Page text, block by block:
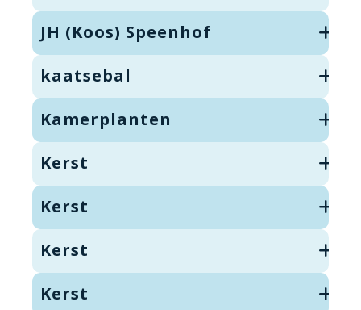
JH (Koos) Speenhof
kaatsebal
Kamerplanten
Kerst
Kerst
Kerst
Kerst